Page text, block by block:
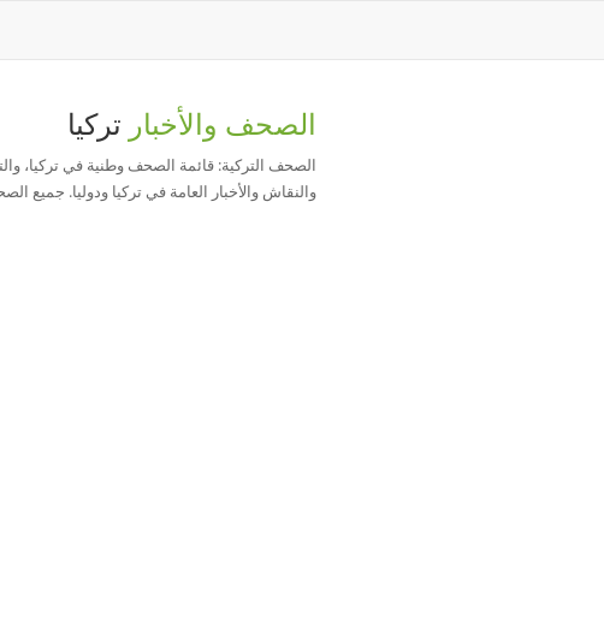
الصحف والأخبار تركيا
الصحف التركية: قائمة الصحف وطنية في تركيا،
والنقاش والأخبار العامة في تركيا ودوليا. جميع